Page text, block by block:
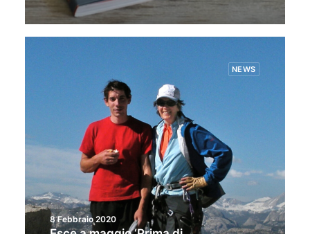
NEWS
8 Febbraio 2020